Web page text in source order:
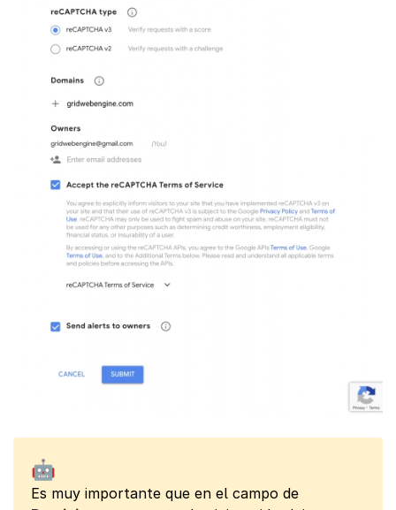
🤖
Es muy importante que en el campo de